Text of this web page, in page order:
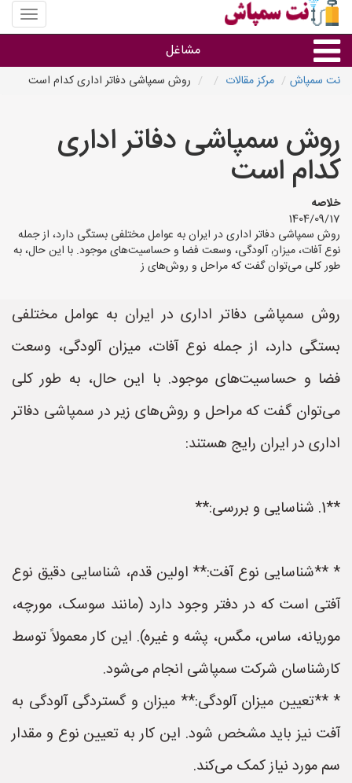
منوی
سایت
مشاغل
استان ها
نت سمپاش مرکز مقالات روش سمپاشی دفاتر اداری کدام است
روش سمپاشی دفاتر اداری
کدام است
خلاصه
1404/09/17
روش سمپاشی دفاتر اداری در ایران به عوامل مختلفی بستگی دارد، از جمله
نوع آفات، میزان آلودگی، وسعت فضا و حساسیت‌های موجود. با این حال، به
طور کلی می‌توان گفت که مراحل و روش‌های ز
روش سمپاشی دفاتر اداری در ایران به عوامل مختلفی
بستگی دارد، از جمله نوع آفات، میزان آلودگی، وسعت
فضا و حساسیت‌های موجود. با این حال، به طور کلی
می‌توان گفت که مراحل و روش‌های زیر در سمپاشی دفاتر
اداری در ایران رایج هستند:
**1. شناسایی و بررسی:**
* **شناسایی نوع آفت:** اولین قدم، شناسایی دقیق نوع
آفتی است که در دفتر وجود دارد (مانند سوسک، مورچه،
موریانه، ساس، مگس، پشه و غیره). این کار معمولاً توسط
کارشناسان شرکت سمپاشی انجام می‌شود.
* **تعیین میزان آلودگی:** میزان و گستردگی آلودگی به
آفت نیز باید مشخص شود. این کار به تعیین نوع و مقدار
سم مورد نیاز کمک می‌کند.